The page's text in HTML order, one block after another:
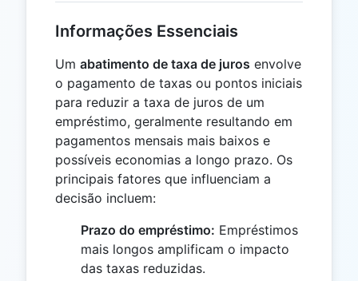
Informações Essenciais
Um abatimento de taxa de juros envolve
o pagamento de taxas ou pontos iniciais
para reduzir a taxa de juros de um
empréstimo, geralmente resultando em
pagamentos mensais mais baixos e
possíveis economias a longo prazo. Os
principais fatores que influenciam a
decisão incluem:
Prazo do empréstimo: Empréstimos
mais longos amplificam o impacto
das taxas reduzidas.